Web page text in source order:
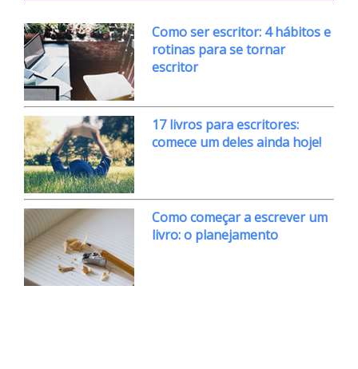
Como ser escritor: 4 hábitos e
rotinas para se tornar
escritor
17 livros para escritores:
comece um deles ainda hoje!
Como começar a escrever um
livro: o planejamento